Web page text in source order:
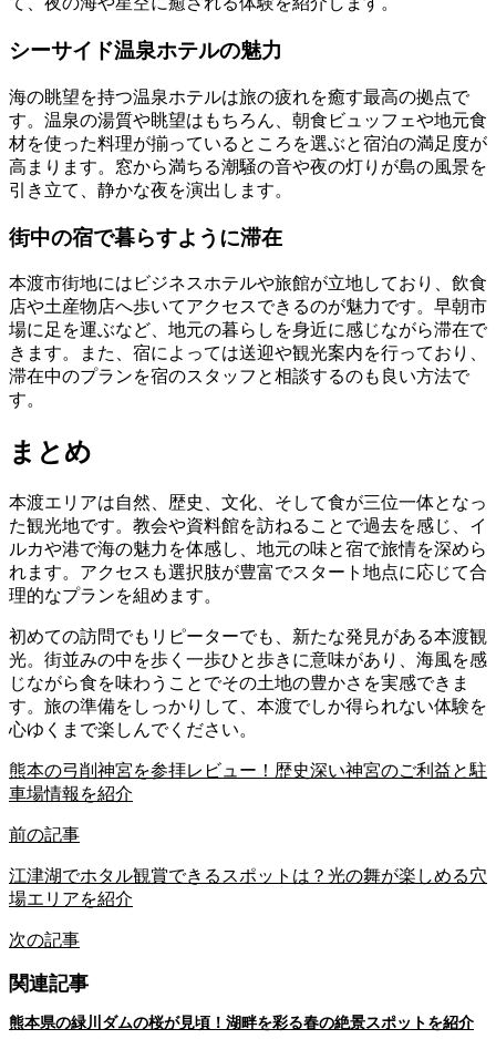
シーサイド温泉ホテルの魅力
海の眺望を持つ温泉ホテルは旅の疲れを癒す最高の拠点で
す。温泉の湯質や眺望はもちろん、朝食ビュッフェや地元食
材を使った料理が揃っているところを選ぶと宿泊の満足度が
高まります。窓から満ちる潮騒の音や夜の灯りが島の風景を
引き立て、静かな夜を演出します。
街中の宿で暮らすように滞在
本渡市街地にはビジネスホテルや旅館が立地しており、飲食
店や土産物店へ歩いてアクセスできるのが魅力です。早朝市
場に足を運ぶなど、地元の暮らしを身近に感じながら滞在で
きます。また、宿によっては送迎や観光案内を行っており、
滞在中のプランを宿のスタッフと相談するのも良い方法で
す。
まとめ
本渡エリアは自然、歴史、文化、そして食が三位一体となっ
た観光地です。教会や資料館を訪ねることで過去を感じ、イ
ルカや港で海の魅力を体感し、地元の味と宿で旅情を深めら
れます。アクセスも選択肢が豊富でスタート地点に応じて合
理的なプランを組めます。
初めての訪問でもリピーターでも、新たな発見がある本渡観
光。街並みの中を歩く一歩ひと歩きに意味があり、海風を感
じながら食を味わうことでその土地の豊かさを実感できま
す。旅の準備をしっかりして、本渡でしか得られない体験を
心ゆくまで楽しんでください。
熊本の弓削神宮を参拝レビュー！歴史深い神宮のご利益と駐
車場情報を紹介
前の記事
江津湖でホタル観賞できるスポットは？光の舞が楽しめる穴
場エリアを紹介
次の記事
関連記事
熊本県の緑川ダムの桜が見頃！湖畔を彩る春の絶景スポットを紹介